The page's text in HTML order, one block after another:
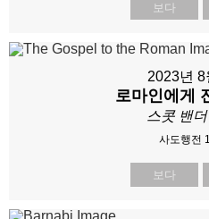
보다
2023년 8
로마인에게
스콧 밴
사도행전
보다